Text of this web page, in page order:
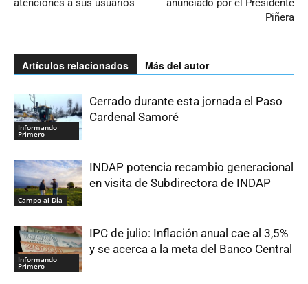
Piñera
Artículos relacionados Más del autor
Informando
Primero
Cerrado durante esta jornada el Paso
Cardenal Samoré
Campo al Día
INDAP potencia recambio generacional
en visita de Subdirectora de INDAP
Informando
Primero
IPC de julio: Inflación anual cae al 3,5%
y se acerca a la meta del Banco Central